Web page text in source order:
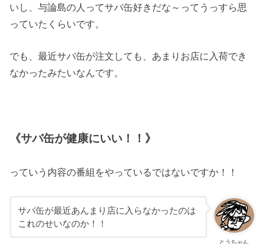
いし、与論島の人ってサバ缶好きだな～ってうっすら思
っていたくらいです。
でも、最近サバ缶が注文しても、あまりお店に入荷でき
なかったみたいなんです。
《サバ缶が健康にいい！！》
っていう内容の番組をやっているではないですか！！
とうちゃん
サバ缶が最近あんまり店に入らなかったのは
これのせいなのか！！